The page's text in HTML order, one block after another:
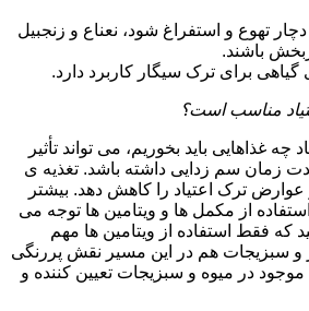
تهوع و استفراغ شود، نعناع و زنجبیل
باشند.
برای ترک سیگار کاربرد دارد.
مناسب است؟
چه غذاهایی باید بخوریم، می تواند تأثیر
زمان سم زدایی داشته باشد. تغذیه ی
ترک اعتیاد را کاهش دهد. بیشتر
استفاده از مکمل ها و ویتامین ها توجه می
که فقط استفاده از ویتامین ها مهم
سبزیجات هم در این مسیر نقش پررنگی
موجود در میوه و سبزیجات تعیین کننده و